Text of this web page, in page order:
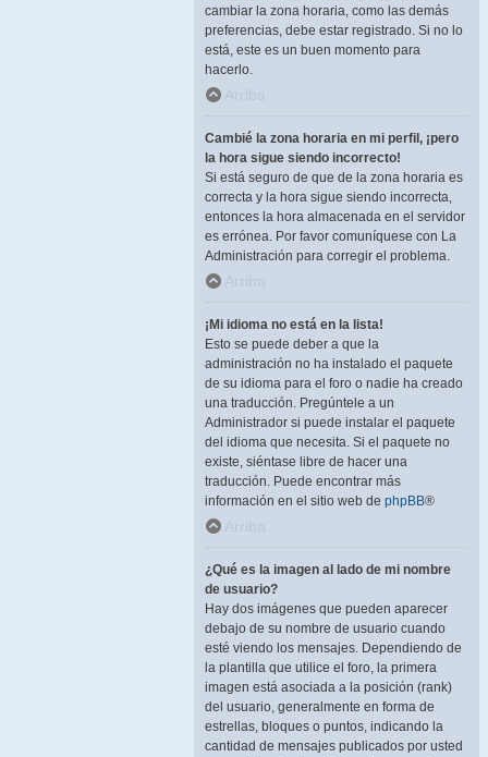
cambiar la zona horaria, como las demás
preferencias, debe estar registrado. Si no lo
está, este es un buen momento para
hacerlo.
Arriba
Cambié la zona horaria en mi perfil, ¡pero
la hora sigue siendo incorrecto!
Si está seguro de que de la zona horaria es
correcta y la hora sigue siendo incorrecta,
entonces la hora almacenada en el servidor
es errónea. Por favor comuníquese con La
Administración para corregir el problema.
Arriba
¡Mi idioma no está en la lista!
Esto se puede deber a que la
administración no ha instalado el paquete
de su idioma para el foro o nadie ha creado
una traducción. Pregúntele a un
Administrador si puede instalar el paquete
del idioma que necesita. Si el paquete no
existe, siéntase libre de hacer una
traducción. Puede encontrar más
información en el sitio web de phpBB®
Arriba
¿Qué es la imagen al lado de mi nombre
de usuario?
Hay dos imágenes que pueden aparecer
debajo de su nombre de usuario cuando
esté viendo los mensajes. Dependiendo de
la plantilla que utilice el foro, la primera
imagen está asociada a la posición (rank)
del usuario, generalmente en forma de
estrellas, bloques o puntos, indicando la
cantidad de mensajes publicados por usted